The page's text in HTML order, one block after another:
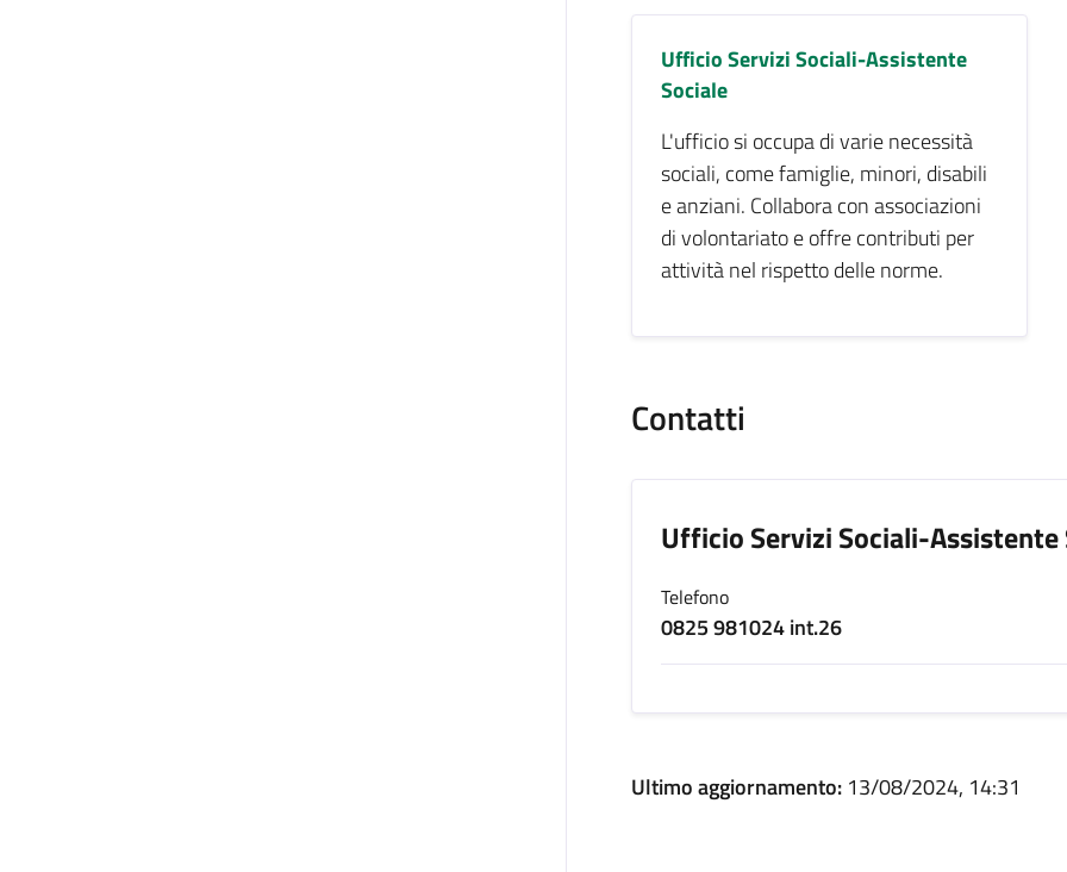
Ufficio Servizi Sociali-Assistente
Sociale
L'ufficio si occupa di varie necessità
sociali, come famiglie, minori, disabili
e anziani. Collabora con associazioni
di volontariato e offre contributi per
attività nel rispetto delle norme.
Contatti
Ufficio Servizi Sociali-Assistente
Telefono
0825 981024 int.26
Ultimo aggiornamento: 13/08/2024, 14:31